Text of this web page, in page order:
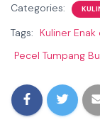
Categories:
Tags: Kuliner
Pecel Tumpang